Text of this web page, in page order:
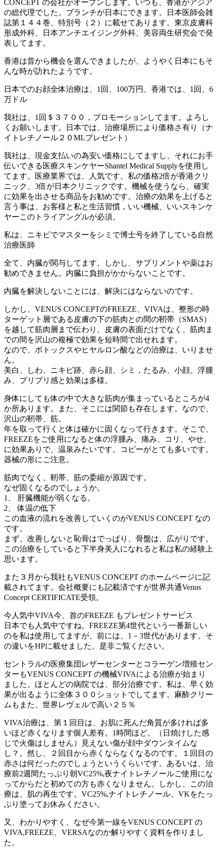
CONCEPT の会社がオープンします。いつも、香港がアジア
の総代理でした。ブランチが日本にできます。日本医師会雑
誌第１４４巻、特別号（２）に載せてあります。東京皮膚科
形成外科、日本アンチエイジング外科、美容両生研究会で発
表してます。
香港は昔から機会を選んできましたが、ようやく日本にもそ
んな時が訪れたようです。
日本でのお顔全体治療は、1回、100万円、香港では、1回、6
万ドル
我社は、1回＄３７００，プロモーションしてます。よろし
くお願いします。日本では、治療場所により価格さ有り（ナ
イトレチノール２０MLプレゼント）
我社は、現金支払いの為安い価格にしてますし、それにお手
伝いできる医療スキンケヤーShantel Medical Supplyを使用し
てます。医療業界では、人気です。私の価格2倍が香港クリ
ニック、3倍が日本クリニックです。機械を使うなら、確実
に効果を出させる商品をお勧めです。治療の効果を上げると
言う事は、お客様と私と生活習慣，いい機械、いいスキンケ
ヤーこのトライアングルが必須。
私は、ニキビでマスターをシミで博士号を終了している自然
治療医師
全て、内臓が関与してます。しかし、サプリメントや薬はお
勧めできません。内臓に負担がかからないことです。
内臓を解決しないことには、解決にはならないのです。
しかし、VENUS CONCEPTのFREEZE、VIVAは、整形の時
ターゲット層である皮膚の下の筋肉との間の靭帯（SMAS）
を越して筋肉層まで伝わり、皮膚の表面だけでなく、筋肉ま
での間を沢山の複極で効果を短時間で出せれます。
なので、ボトックスやヒヤルロン酸などの治療は、いりませ
ん。
美白、しわ、ニキビ跡、赤ら顔、シミ，たるみ、小顔、浮腫
み、プリプリ感と効果は多様。
身体にしても体の中で大きな筋肉が集まっているところが4
か所あります。また、そこには関節も存在します。なので、
沢山の靭帯、筋。
年を取って行くと体は確かに固くなって行きます。そこで、
FREEZEをご使用になると体の浮腫み、痛み、コリ、やせ、
に効果ありで、温泉みたいです。コピーがとても多いです。
器械の形にご注意。
筋肉でなく、靭帯、筋の委縮が原因です。
なぜ固くなるのでしょうか。
1、 肝臓機能が弱くなる。
2、 体温の低下
この血液の流れを改善していくのがVENUS CONCEPT なの
です。
まず、改善しないと恥骨はでっぱり、骨盤は、広がりです。
この治療をしていると下半身美人になれると私は私の経験上
思います。
また３月から我社もVENUS CONCEPT のホームページに記
載されてます。会社概要にも記載済ですが世界共通Venus
Concept CERTIFICATE受領。
今人気中VIVA今、首のFREEZE もプレゼントサービス
日本でも人気中ですね。FREEZE第4世代という一番新しい
のを私は使用してますが、前には、1－3世代があります。そ
の違いをHPに載せました。是非ご覧ください。
セントラルの医療集団レザーセンターとコラーゲン増殖セン
ターもVENUS CONCEPT の機械VIVAによる治療が始まり
ました。ほとんどの病院では、部分治療です。私は、早く効
果が出るように全体３００ショットでしてます。麻酔クリー
ムもまた、世界レヴェルで高い２５％
VIVA治療は、第１回目は、お肌に死んだ角質が多ければ多
いほど赤くなります個人差有。1時間ほど。（日焼けした感
じで火傷はしません）見えない傷が顔中ダウンタイムな
し？。然し、２回目から赤くならなくなるのです。１回目の
赤さは何だったのでしょうというくらいです。あるいは、治
療前2週間たっぷり朝VC25%,夜ナイトレチノールご使用にな
ってからだと初めての方も赤くなりません。しかし、この治
療は、肌の再生です。VC25%,ナイトレチノール、VKをたっ
ぷり塗ってお休みください。
又、わかりやすく、なぜ今第一線をVENUS CONCEPT の
VIVA,FREEZE、VERSAなのか解りやすく資料を作りまし
た。